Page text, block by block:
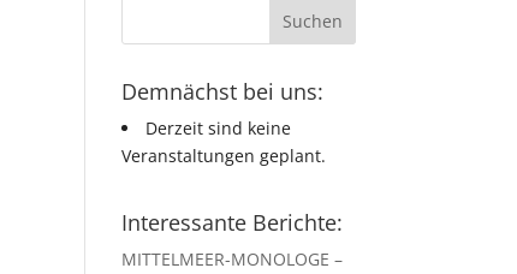
Demnächst bei uns:
Derzeit sind keine
Veranstaltungen geplant.
Interessante Berichte:
MITTELMEER-MONOLOGE –